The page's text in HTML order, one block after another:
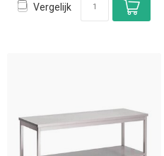
Vergelijk